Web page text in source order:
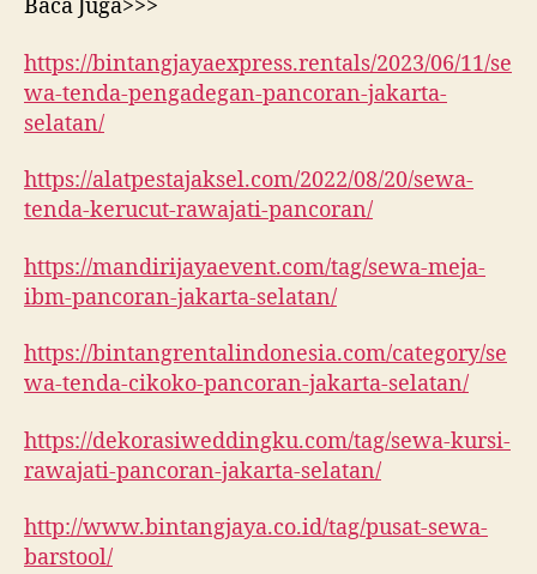
Baca Juga>>>
https://bintangjayaexpress.rentals/2023/06/11/se
wa-tenda-pengadegan-pancoran-jakarta-
selatan/
https://alatpestajaksel.com/2022/08/20/sewa-
tenda-kerucut-rawajati-pancoran/
https://mandirijayaevent.com/tag/sewa-meja-
ibm-pancoran-jakarta-selatan/
https://bintangrentalindonesia.com/category/se
wa-tenda-cikoko-pancoran-jakarta-selatan/
https://dekorasiweddingku.com/tag/sewa-kursi-
rawajati-pancoran-jakarta-selatan/
http://www.bintangjaya.co.id/tag/pusat-sewa-
barstool/